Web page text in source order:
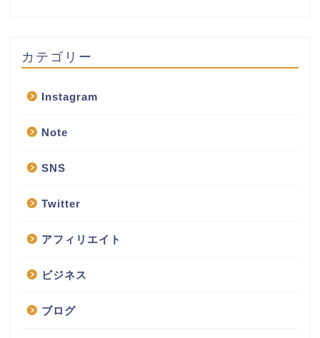
カテゴリー
Instagram
Note
SNS
Twitter
アフィリエイト
ビジネス
ブログ